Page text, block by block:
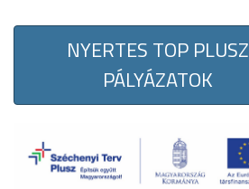
NYERTES TOP PLUSZ
PÁLYÁZATOK